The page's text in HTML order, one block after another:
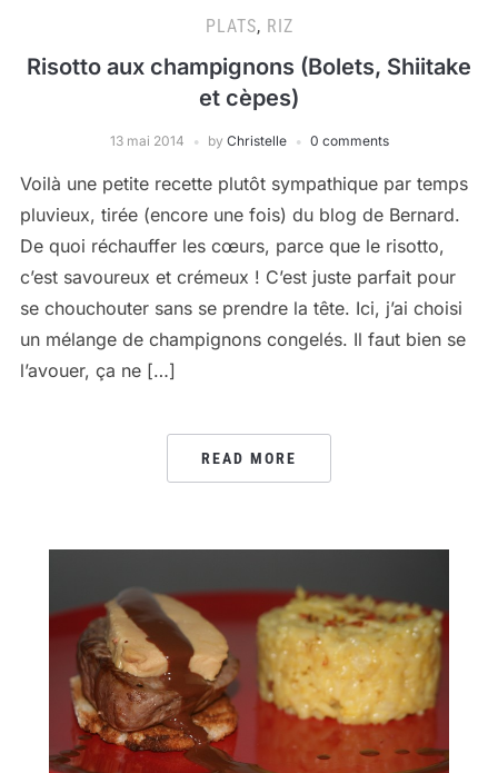
PLATS, RIZ
Risotto aux champignons (Bolets, Shiitake
et cèpes)
13 mai 2014 by Christelle 0 comments
Voilà une petite recette plutôt sympathique par temps
pluvieux, tirée (encore une fois) du blog de Bernard.
De quoi réchauffer les cœurs, parce que le risotto,
c’est savoureux et crémeux ! C’est juste parfait pour
se chouchouter sans se prendre la tête. Ici, j’ai choisi
un mélange de champignons congelés. Il faut bien se
l’avouer, ça ne […]
READ MORE